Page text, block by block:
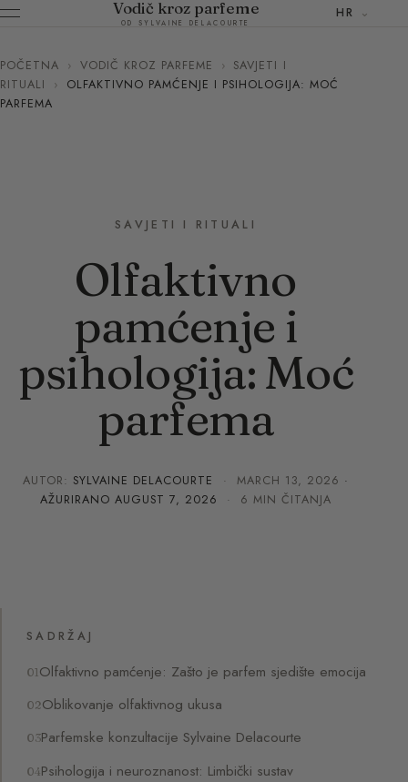
Vodič kroz parfeme
OD SYLVAINE DELACOURTE
HR
POČETNA › VODIČ KROZ PARFEME › SAVJETI I
RITUALI
›
OLFAKTIVNO PAMĆENJE I PSIHOLOGIJA: MOĆ
PARFEMA
SAVJETI I RITUALI
Olfaktivno
pamćenje i
psihologija: Moć
parfema
AUTOR: SYLVAINE DELACOURTE · MARCH 13, 2026 ·
AŽURIRANO AUGUST 7, 2026 · 6 MIN ČITANJA
SADRŽAJ
Olfaktivno pamćenje: Zašto je parfem sjedište emocija
Oblikovanje olfaktivnog ukusa
Parfemske konzultacije Sylvaine Delacourte
Psihologija i neuroznanost: Limbički sustav